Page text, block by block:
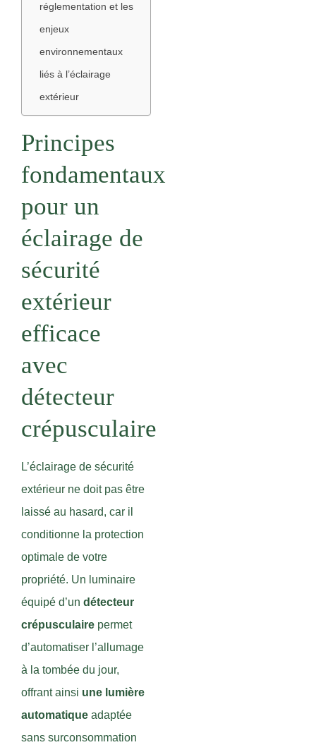
réglementation et les
enjeux
environnementaux
liés à l’éclairage
extérieur
Principes
fondamentaux
pour un
éclairage de
sécurité
extérieur
efficace
avec
détecteur
crépusculaire
L’éclairage de sécurité
extérieur ne doit pas être
laissé au hasard, car il
conditionne la protection
optimale de votre
propriété. Un luminaire
équipé d’un détecteur
crépusculaire permet
d’automatiser l’allumage
à la tombée du jour,
offrant ainsi une lumière
automatique adaptée
sans surconsommation